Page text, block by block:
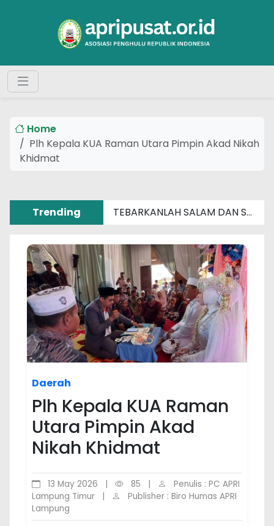
Home
Plh Kepala KUA Raman Utara Pimpin Akad Nikah
Khidmat
Trending TEBARKANLAH SALAM DAN SENYUM SEBERAT APAPUN MASALAHMU
Daerah
Plh Kepala KUA Raman
Utara Pimpin Akad
Nikah Khidmat
13 May 2026 85
Penulis : PC APRI
Lampung Timur
Publisher : Biro Humas APRI
Lampung